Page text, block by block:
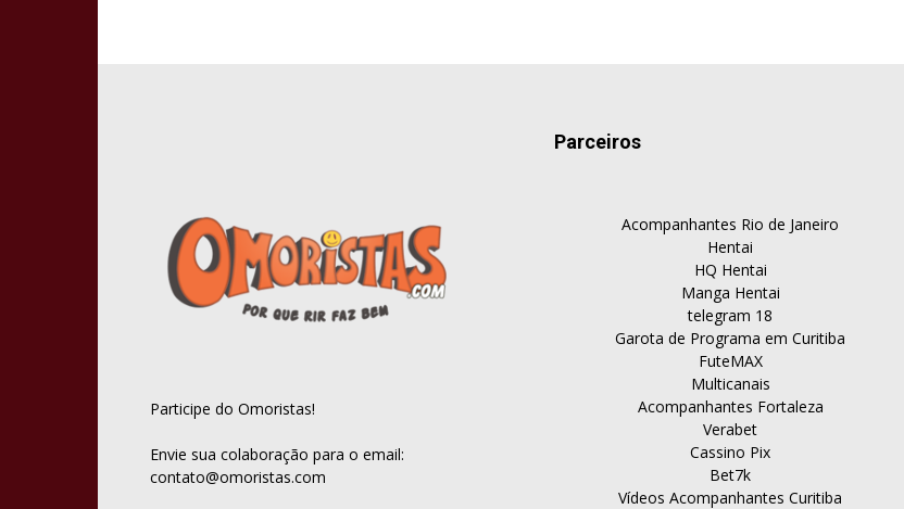
Participe do Omoristas!
Envie sua colaboração para o email:
contato@omoristas.com
Parceiros
Acompanhantes Rio de Janeiro
Hentai
HQ Hentai
Manga Hentai
telegram 18
Garota de Programa em Curitiba
FuteMAX
Multicanais
Acompanhantes Fortaleza
Verabet
Cassino Pix
Bet7k
Vídeos Acompanhantes Curitiba